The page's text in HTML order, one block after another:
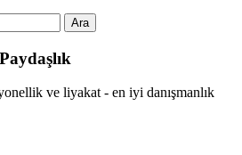
ve liyakat - en iyi danışmanlık